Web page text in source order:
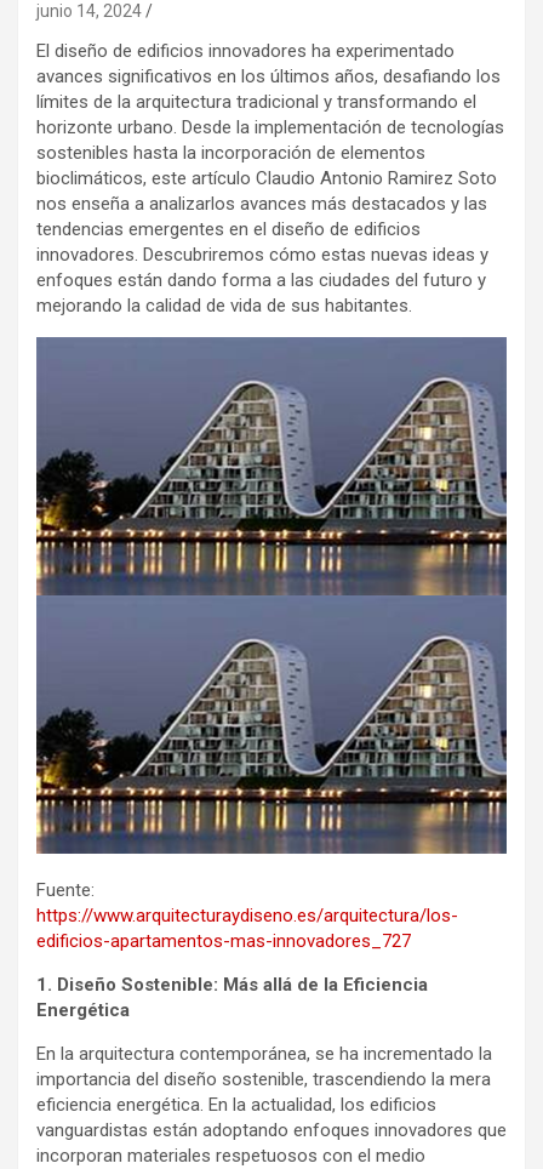
junio 14, 2024
El diseño de edificios innovadores ha experimentado
avances significativos en los últimos años, desafiando los
límites de la arquitectura tradicional y transformando el
horizonte urbano. Desde la implementación de tecnologías
sostenibles hasta la incorporación de elementos
bioclimáticos, este artículo Claudio Antonio Ramirez Soto
nos enseña a analizarlos avances más destacados y las
tendencias emergentes en el diseño de edificios
innovadores. Descubriremos cómo estas nuevas ideas y
enfoques están dando forma a las ciudades del futuro y
mejorando la calidad de vida de sus habitantes.
Fuente:
https://www.arquitecturaydiseno.es/arquitectura/los-
edificios-apartamentos-mas-innovadores_727
1. Diseño Sostenible: Más allá de la Eficiencia
Energética
En la arquitectura contemporánea, se ha incrementado la
importancia del diseño sostenible, trascendiendo la mera
eficiencia energética. En la actualidad, los edificios
vanguardistas están adoptando enfoques innovadores que
incorporan materiales respetuosos con el medio